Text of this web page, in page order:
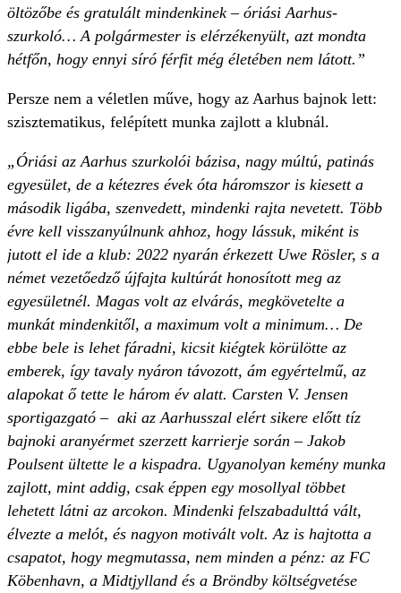
öltözőbe és gratulált mindenkinek – óriási Aarhus-
szurkoló… A polgármester is elérzékenyült, azt mondta
hétfőn, hogy ennyi síró férfit még életében nem látott.”
Persze nem a véletlen műve, hogy az Aarhus bajnok lett:
szisztematikus, felépített munka zajlott a klubnál.
„Óriási az Aarhus szurkolói bázisa, nagy múltú, patinás
egyesület, de a kétezres évek óta háromszor is kiesett a
második ligába, szenvedett, mindenki rajta nevetett. Több
évre kell visszanyúlnunk ahhoz, hogy lássuk, miként is
jutott el ide a klub: 2022 nyarán érkezett Uwe Rösler, s a
német vezetőedző újfajta kultúrát honosított meg az
egyesületnél. Magas volt az elvárás, megkövetelte a
munkát mindenkitől, a maximum volt a minimum… De
ebbe bele is lehet fáradni, kicsit kiégtek körülötte az
emberek, így tavaly nyáron távozott, ám egyértelmű, az
alapokat ő tette le három év alatt. Carsten V. Jensen
sportigazgató – aki az Aarhusszal elért sikere előtt tíz
bajnoki aranyérmet szerzett karrierje során – Jakob
Poulsent ültette le a kispadra. Ugyanolyan kemény munka
zajlott, mint addig, csak éppen egy mosollyal többet
lehetett látni az arcokon. Mindenki felszabadulttá vált,
élvezte a melót, és nagyon motivált volt. Az is hajtotta a
csapatot, hogy megmutassa, nem minden a pénz: az FC
Köbenhavn, a Midtjylland és a Bröndby költségvetése